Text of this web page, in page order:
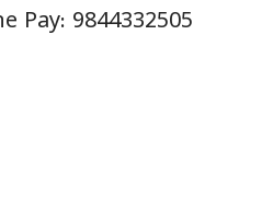
Pay: 9844332505